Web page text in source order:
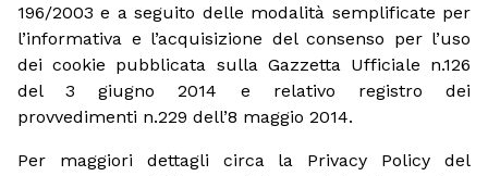
196/2003 e a seguito delle modalità semplificate per
l’informativa e l’acquisizione del consenso per l’uso
dei cookie pubblicata sulla Gazzetta Ufficiale n.126
del 3 giugno 2014 e relativo registro dei
provvedimenti n.229 dell’8 maggio 2014.
Per maggiori dettagli circa la Privacy Policy del